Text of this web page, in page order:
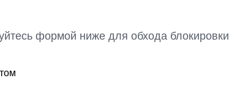
формой ниже для обхода блокировки